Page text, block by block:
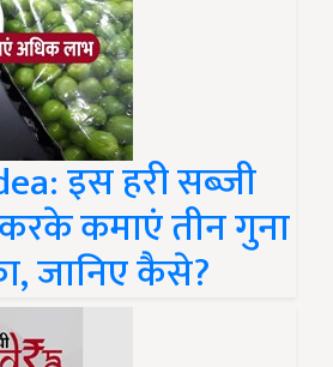
इस हरी सब्जी
कमाएं तीन गुना
जानिए कैसे?